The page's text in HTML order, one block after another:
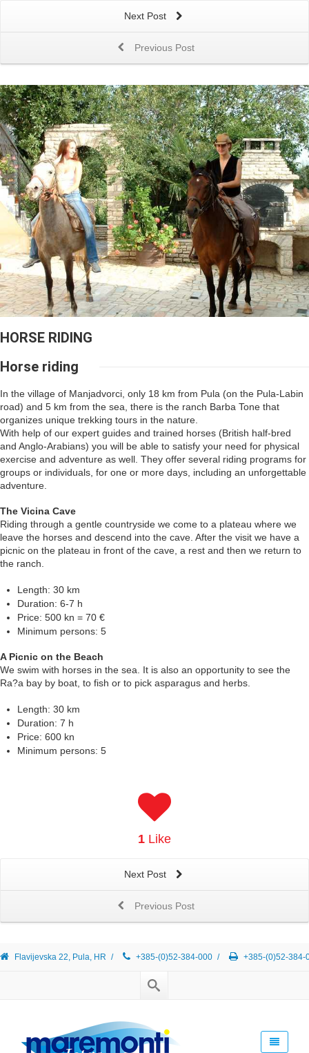
Next Post
Previous Post
HORSE RIDING
Horse riding
In the village of Manjadvorci, only 18 km from Pula (on the Pula-Labin
road) and 5 km from the sea, there is the ranch Barba Tone that
organizes unique trekking tours in the nature.
With help of our expert guides and trained horses (British half-bred
and Anglo-Arabians) you will be able to satisfy your need for physical
exercise and adventure as well. They offer several riding programs for
groups or individuals, for one or more days, including an unforgettable
adventure.
The Vicina Cave
Riding through a gentle countryside we come to a plateau where we
leave the horses and descend into the cave. After the visit we have a
picnic on the plateau in front of the cave, a rest and then we return to
the ranch.
Length: 30 km
Duration: 6-7 h
Price: 500 kn = 70 €
Minimum persons: 5
A Picnic on the Beach
We swim with horses in the sea. It is also an opportunity to see the
Ra?a bay by boat, to fish or to pick asparagus and herbs.
Length: 30 km
Duration: 7 h
Price: 600 kn
Minimum persons: 5
1 Like
Next Post
Previous Post
Flavijevska 22, Pula, HR / +385-(0)52-384-000 / +385-(0)52-